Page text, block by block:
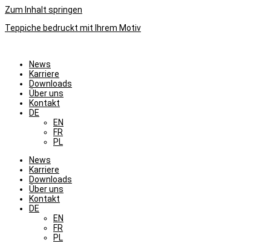
Zum Inhalt springen
Teppiche bedruckt mit Ihrem Motiv
News
Karriere
Downloads
Über uns
Kontakt
DE
EN
FR
PL
News
Karriere
Downloads
Über uns
Kontakt
DE
EN
FR
PL